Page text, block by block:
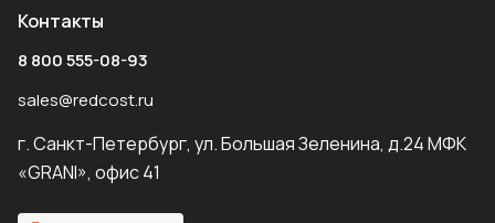
Контакты
8 800 555-08-93
sales@redcost.ru
г. Санкт-Петербург, ул. Большая Зеленина, д.24 МФК
«GRANI», офис 41